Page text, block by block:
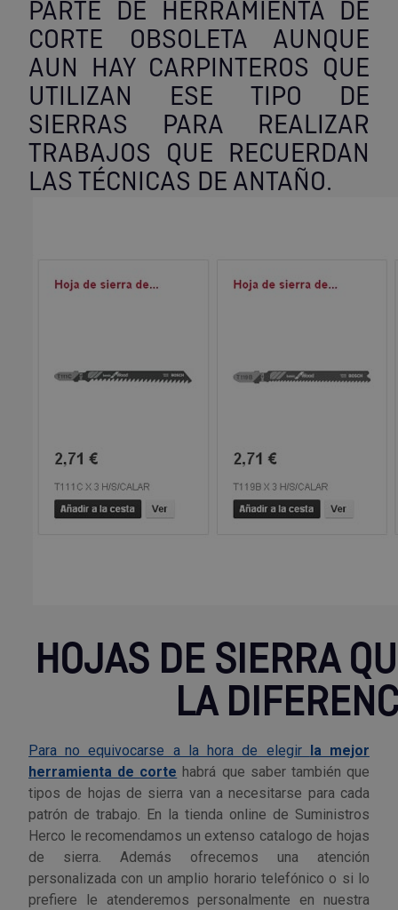
PARTE DE HERRAMIENTA DE
CORTE OBSOLETA AUNQUE
AUN HAY CARPINTEROS QUE
UTILIZAN ESE TIPO DE
SIERRAS PARA REALIZAR
TRABAJOS QUE RECUERDAN
LAS TÉCNICAS DE ANTAÑO.
HOJAS DE SIERRA
LA
Para no equivocarse a la hora de elegir
la mejor
herramienta de corte habrá que saber también que
tipos de hojas de sierra van a necesitarse para cada
patrón de trabajo. En la tienda online de Suministros
Herco le recomendamos un extenso catalogo de hojas
de sierra. Además ofrecemos una atención
personalizada con un amplio horario telefónico o si lo
prefiere le atenderemos personalmente en nuestra